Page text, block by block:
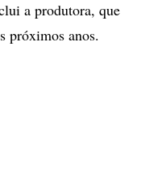
a produtora, que
próximos anos.